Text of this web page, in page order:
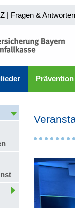
| Fragen & Antworten
Prävention